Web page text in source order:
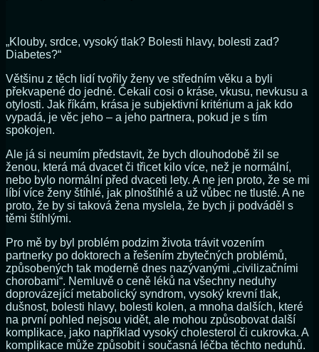
„Klouby, srdce, vysoký tlak? Bolesti hlavy, bolesti zad?
Diabetes?“
Většinu z těch lidí tvořily ženy ve středním věku a byli
překvapené do jedné. Čekali cosi o kráse, vkusu, nevkusu a
otylosti. Jak říkám, krása je subjektivní kritérium a jak kdo
vypadá, je věc jeho – a jeho partnera, pokud je s tím
spokojen.
Ale já si neumím představit, že bych dlouhodobě žil se
ženou, která má dvacet či třicet kilo více, než je normální,
nebo bylo normální před dvaceti lety. A ne jen proto, že se mi
líbí více ženy štíhlé, jak plnoštíhlé a už vůbec ne tlusté. A ne
proto, že by si taková žena myslela, že bych ji podváděl s
těmi štíhlými.
Pro mě by byl problém podzim života trávit vozením
partnerky po doktorech a řešením zbytečných problémů,
způsobených tak moderně dnes nazývanými „civilizačními
chorobami“. Nemluvě o ceně léků na všechny neduhy
doprovázející metabolický syndrom, vysoký krevní tlak,
dušnost, bolesti hlavy, bolesti kolen, a mnoha dalších, které
na první pohled nejsou vidět, ale mohou způsobovat další
komplikace, jako například vysoký cholesterol či cukrovka. A
komplikace může způsobit i současná léčba těchto neduhů.